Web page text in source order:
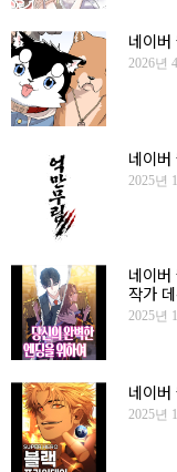
네이
2026년
네이
2025년
네이
작가
2025년
네이
2025년